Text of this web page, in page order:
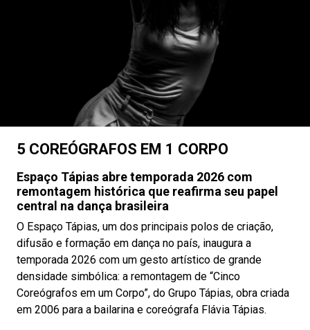
5 COREÓGRAFOS EM 1 CORPO
Espaço Tápias abre temporada 2026 com
remontagem histórica que reafirma seu papel
central na dança brasileira
O Espaço Tápias, um dos principais polos de criação,
difusão e formação em dança no país, inaugura a
temporada 2026 com um gesto artístico de grande
densidade simbólica: a remontagem de “Cinco
Coreógrafos em um Corpo”, do Grupo Tápias, obra criada
em 2006 para a bailarina e coreógrafa Flávia Tápias.